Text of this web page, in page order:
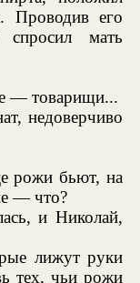
Проводив его
мать
— товарищи...
недоверчиво
рожи бьют, на
— что?
и Николай,
лижут руки
тех, чьи рожи